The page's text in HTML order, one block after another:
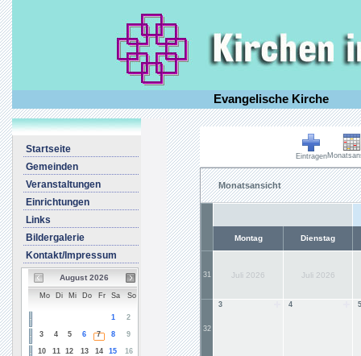
Evangelische Kirche
Startseite
Gemeinden
Veranstaltungen
Einrichtungen
Links
Bildergalerie
Kontakt/Impressum
August 2026
Mo Di Mi Do Fr Sa So
1 2
3 4 5 6 7 8 9
10 11 12 13 14 15 16
Eintragen
Monatsansicht
Montag Dienstag
31 Juli 2026 Juli 2026
32
3 4 5